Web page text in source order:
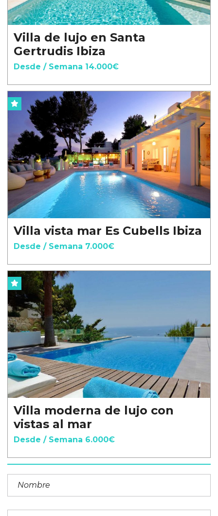
Villa de lujo en Santa
Gertrudis Ibiza
Desde / Semana 14.000€
Villa vista mar Es Cubells Ibiza
Desde / Semana 7.000€
Villa moderna de lujo con
vistas al mar
Desde / Semana 6.000€